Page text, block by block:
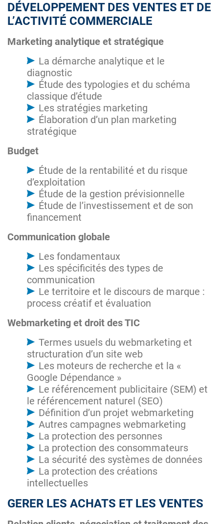
DÉVELOPPEMENT DES VENTES ET DE
L’ACTIVITÉ COMMERCIALE
Marketing analytique et stratégique
La démarche analytique et le
diagnostic
Étude des typologies et du schéma
classique d’étude
Les stratégies marketing
Élaboration d’un plan marketing
stratégique
Budget
Étude de la rentabilité et du risque
d’exploitation
Étude de la gestion prévisionnelle
Étude de l’investissement et de son
financement
Communication globale
Les fondamentaux
Les spécificités des types de
communication
Le territoire et le discours de marque :
process créatif et évaluation
Webmarketing et droit des TIC
Termes usuels du webmarketing et
structuration d’un site web
Les moteurs de recherche et la «
Google Dépendance »
Le référencement publicitaire (SEM) et
le référencement naturel (SEO)
Définition d’un projet webmarketing
Autres campagnes webmarketing
La protection des personnes
La protection des consommateurs
La sécurité des systèmes de données
La protection des créations
intellectuelles
GERER LES ACHATS ET LES VENTES